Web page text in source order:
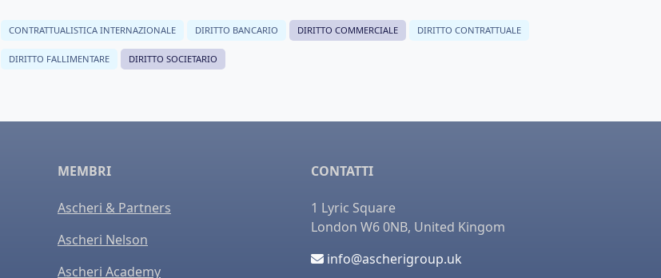
CONTRATTUALISTICA INTERNAZIONALE DIRITTO BANCARIO DIRITTO COMMERCIALE DIRITTO CONTRATTUALE
DIRITTO FALLIMENTARE DIRITTO SOCIETARIO
MEMBRI
Ascheri & Partners
Ascheri Nelson
Ascheri Academy
CONTATTI
1 Lyric Square
London W6 0NB, United Kingom
info@ascherigroup.uk